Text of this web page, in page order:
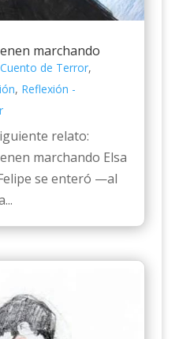
marchando
Cuento de Terror,
, Reflexión -
relato:
marchando Elsa
se enteró —al